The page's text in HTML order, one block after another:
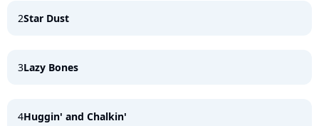
2Star Dust
3Lazy Bones
4Huggin' and Chalkin'